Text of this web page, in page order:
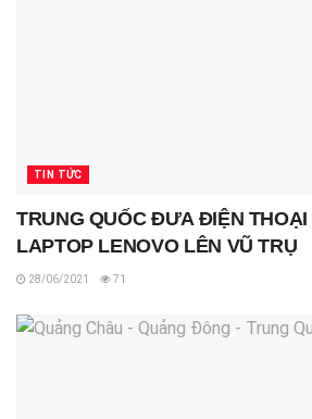
TIN TỨC
TRUNG QUỐC ĐƯA ĐIỆN THOẠI
LAPTOP LENOVO LÊN VŨ TRỤ
28/06/2021 71